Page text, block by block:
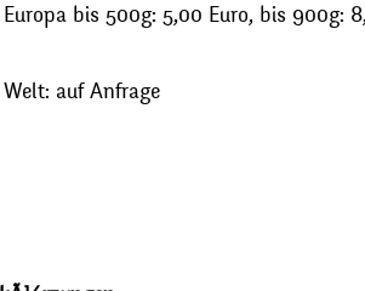
bis 500g: 5,00 Euro, bis 900g:
auf Anfrage